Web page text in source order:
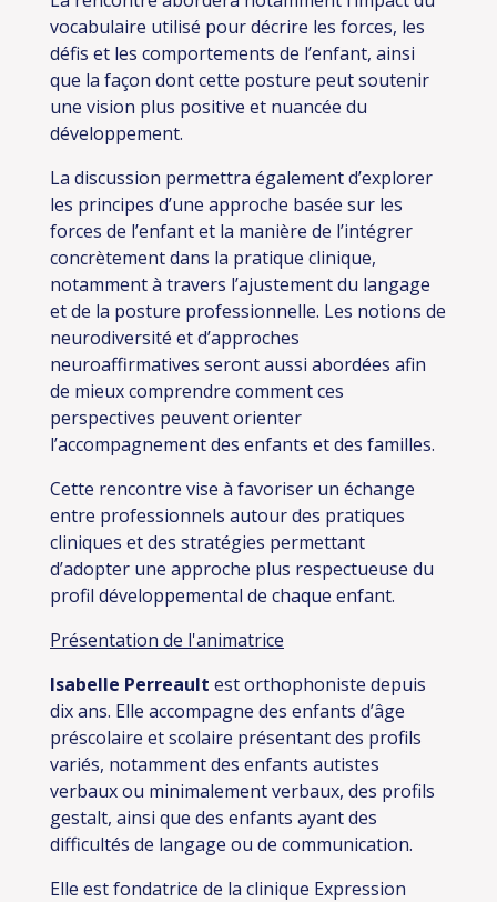
vocabulaire utilisé pour décrire les forces, les
défis et les comportements de l’enfant, ainsi
que la façon dont cette posture peut soutenir
une vision plus positive et nuancée du
développement.
La discussion permettra également d’explorer
les principes d’une approche basée sur les
forces de l’enfant et la manière de l’intégrer
concrètement dans la pratique clinique,
notamment à travers l’ajustement du langage
et de la posture professionnelle. Les notions de
neurodiversité et d’approches
neuroaffirmatives seront aussi abordées afin
de mieux comprendre comment ces
perspectives peuvent orienter
l’accompagnement des enfants et des familles.
Cette rencontre vise à favoriser un échange
entre professionnels autour des pratiques
cliniques et des stratégies permettant
d’adopter une approche plus respectueuse du
profil développemental de chaque enfant.
Présentation de l'animatrice
Isabelle Perreault est orthophoniste depuis
dix ans. Elle accompagne des enfants d’âge
préscolaire et scolaire présentant des profils
variés, notamment des enfants autistes
verbaux ou minimalement verbaux, des profils
gestalt, ainsi que des enfants ayant des
difficultés de langage ou de communication.
Elle est fondatrice de la clinique Expression